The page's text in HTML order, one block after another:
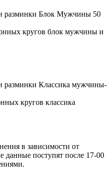
разминки Блок Мужчины 50
кругов блок мужчины и
разминки Классика мужчины-
кругов классика
в зависимости от
данные поступят после 17-00